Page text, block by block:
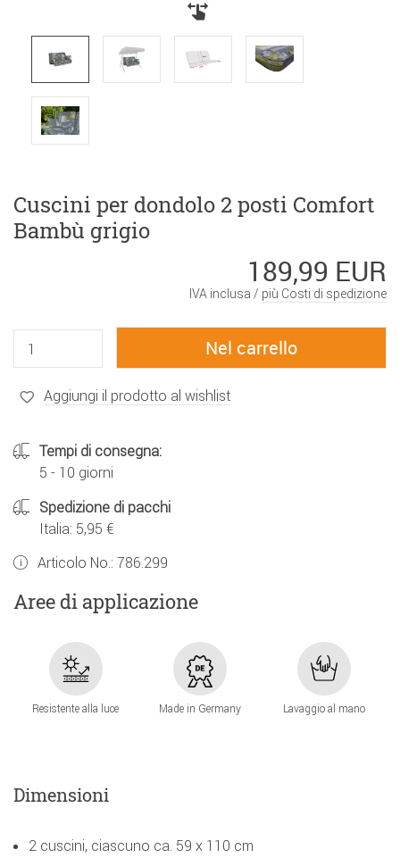
Cuscini per dondolo 2 posti Comfort
Bambù grigio
189,99 EUR
IVA inclusa / più Costi di spedizione
Aggiungi il prodotto al wishlist
Tempi di consegna:
5 - 10 giorni
Spedizione di pacchi
Italia: 5,95 €
Articolo No.: 786.299
Aree di applicazione
Resistente alla luce Made in Germany Lavaggio al mano
Dimensioni
2 cuscini, ciascuno ca. 59 x 110 cm